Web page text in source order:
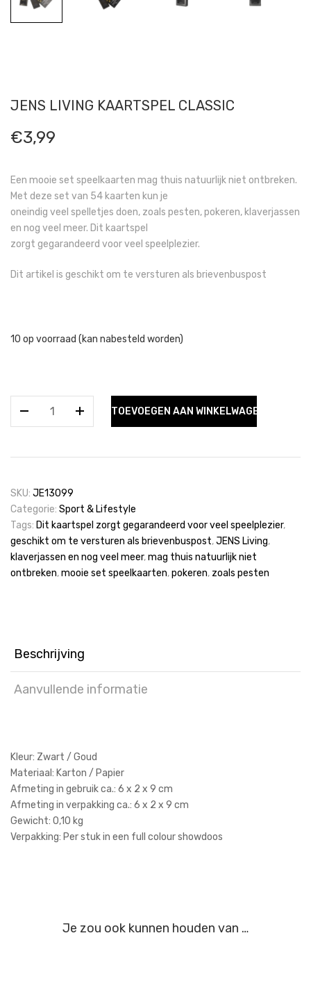
JENS LIVING KAARTSPEL CLASSIC
€3,99
Een mooie set speelkaarten mag thuis natuurlijk niet ontbreken.
Met deze set van 54 kaarten kun je
oneindig veel spelletjes doen, zoals pesten, pokeren, klaverjassen
en nog veel meer. Dit kaartspel
zorgt gegarandeerd voor veel speelplezier.
Dit artikel is geschikt om te versturen als brievenbuspost
10 op voorraad (kan nabesteld worden)
TOEVOEGEN AAN WINKELWAGEN
SKU: JE13099
Categorie: Sport & Lifestyle
Tags: Dit kaartspel zorgt gegarandeerd voor veel speelplezier,
geschikt om te versturen als brievenbuspost,JENS Living,
klaverjassen en nog veel meer,mag thuis natuurlijk niet
ontbreken,mooie set speelkaarten,pokeren, zoals pesten
Beschrijving
Aanvullende informatie
Kleur: Zwart / Goud
Materiaal: Karton / Papier
Afmeting in gebruik ca.: 6 x 2 x 9 cm
Afmeting in verpakking ca.: 6 x 2 x 9 cm
Gewicht: 0,10 kg
Verpakking: Per stuk in een full colour showdoos
Je zou ook kunnen houden van …